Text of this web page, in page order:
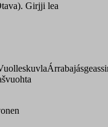
Girjji lea